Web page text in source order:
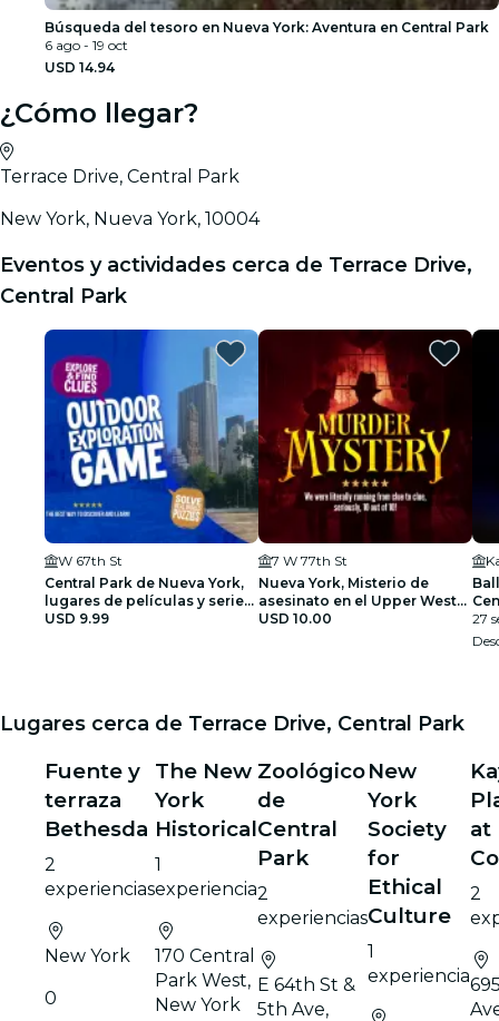
Búsqueda del tesoro en Nueva York: Aventura en Central Park
6 ago - 19 oct
USD 14.94
¿Cómo llegar?
Terrace Drive, Central Park
New York, Nueva York, 10004
Eventos y actividades cerca de Terrace Drive,
Central Park
W 67th St
Central Park de Nueva York,
lugares de películas y series
de televisión Juego de
USD 9.99
7 W 77th St
Nueva York, Misterio de
asesinato en el Upper West
Side: ¡Resuelve el caso!
USD 10.00
27
Lugares cerca de Terrace Drive, Central Park
Fuente y
terraza
Bethesda
2
experiencias
New York
0
The New
York
Historical
1
experiencia
170 Central
Park West,
New York
Zoológico
de
Central
Park
2
experiencias
E 64th St &
5th Ave,
New
York
Society
for
Ethical
Culture
1
experiencia
at
2